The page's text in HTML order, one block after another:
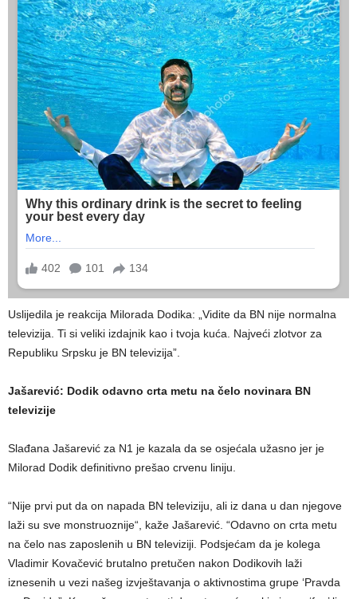
Uslijedila je reakcija Milorada Dodika: „Vidite da BN nije normalna
televizija. Ti si veliki izdajnik kao i tvoja kuća. Najveći zlotvor za
Republiku Srpsku je BN televizija”.
Jašarević: Dodik odavno crta metu na čelo novinara BN
televizije
Slađana Jašarević za N1 je kazala da se osjećala užasno jer je
Milorad Dodik definitivno prešao crvenu liniju.
“Nije prvi put da on napada BN televiziju, ali iz dana u dan njegove
laži su sve monstruoznije“, kaže Jašarević. “Odavno on crta metu
na čelo nas zaposlenih u BN televiziji. Podsjećam da je kolega
Vladimir Kovačević brutalno pretučen nakon Dodikovih laži
iznesenih u vezi našeg izvještavanja o aktivnostima grupe ‘Pravda